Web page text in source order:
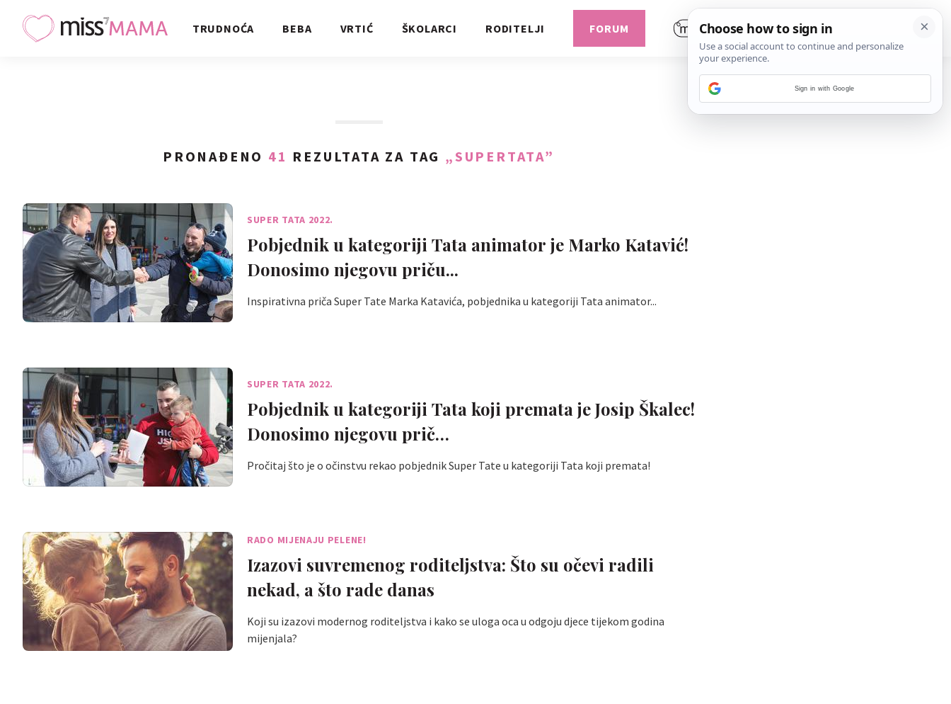
TRUDNOĆA BEBA VRTIĆ ŠKOLARCI RODITELJI FORUM
PRONAĐENO 41 REZULTATA ZA TAG „SUPERTATA”
SUPER TATA 2022.
Pobjednik u kategoriji Tata animator je Marko Katavić!
Donosimo njegovu priču...
Inspirativna priča Super Tate Marka Katavića, pobjednika u kategoriji Tata animator...
SUPER TATA 2022.
Pobjednik u kategoriji Tata koji premata je Josip Škalec!
Donosimo njegovu prič…
Pročitaj što je o očinstvu rekao pobjednik Super Tate u kategoriji Tata koji premata!
RADO MIJENAJU PELENE!
Izazovi suvremenog roditeljstva: Što su očevi radili
nekad, a što rade danas
Koji su izazovi modernog roditeljstva i kako se uloga oca u odgoju djece tijekom godina
mijenjala?
Sign in with Google